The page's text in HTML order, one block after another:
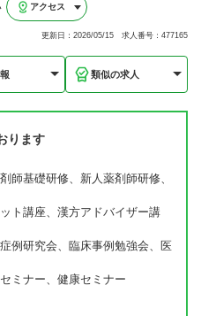
アクセス
更新日：2026/05/15 求人番号：477165
類似の求人
ります
師基礎研修、新人薬剤師研修、
ト講座、漢方アドバイザー講
例研究会、臨床事例勉強会、医
ミナー、健康セミナー